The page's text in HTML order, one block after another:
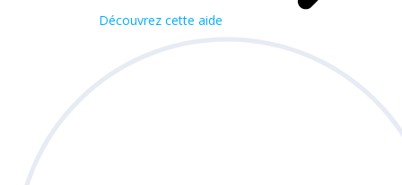
Découvrez cette aide